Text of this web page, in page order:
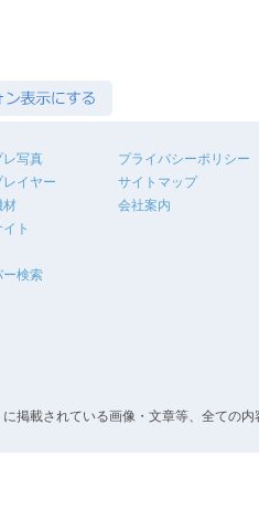
レ写真
レイヤー
材
ト
ー検索
プライバシーポリシー
サイトマップ
会社案内
に掲載されている画像・文章等、全ての